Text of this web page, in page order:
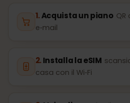
Acquista un piano
e‑mail
Installa la eSIM
casa con il Wi‑Fi